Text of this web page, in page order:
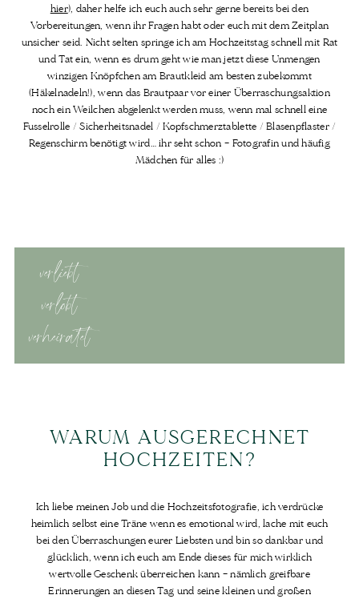
hier), daher helfe ich euch auch sehr gerne bereits bei den
Vorbereitungen, wenn ihr Fragen habt oder euch mit dem Zeitplan
unsicher seid. Nicht selten springe ich am Hochzeitstag schnell mit Rat
und Tat ein, wenn es drum geht wie man jetzt diese Unmengen
winzigen Knöpfchen am Brautkleid am besten zubekommt
(Häkelnadeln!), wenn das Brautpaar vor einer Überraschungsaktion
noch ein Weilchen abgelenkt werden muss, wenn mal schnell eine
Fusselrolle / Sicherheitsnadel / Kopfschmerztablette / Blasenpflaster /
Regenschirm benötigt wird… ihr seht schon – Fotografin und häufig
Mädchen für alles :)
verliebt
verlobt
verheiratet
WARUM AUSGERECHNET
HOCHZEITEN?
Ich liebe meinen Job und die Hochzeitsfotografie, ich verdrücke
heimlich selbst eine Träne wenn es emotional wird, lache mit euch
bei den Überraschungen eurer Liebsten und bin so dankbar und
glücklich, wenn ich euch am Ende dieses für mich wirklich
wertvolle Geschenk überreichen kann – nämlich greifbare
Erinnerungen an diesen Tag und seine kleinen und großen